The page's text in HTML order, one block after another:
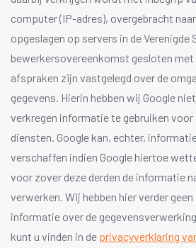
computer (IP-adres), overgebracht
opgeslagen op servers in de Verenigde
bewerkersovereenkomst gesloten met
afspraken zijn vastgelegd over de
gegevens. Hierin hebben wij Google
verkregen informatie te gebruiken voor
diensten. Google kan, echter,
verschaffen indien Google hiertoe
voor zover deze derden de informatie
verwerken. Wij hebben hier verder
informatie over de
kunt u vinden in de privacyverklaring